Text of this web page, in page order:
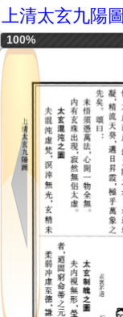
上清太玄九陽圖
100%